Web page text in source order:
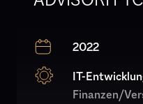
2022
IT-
Finanzen/